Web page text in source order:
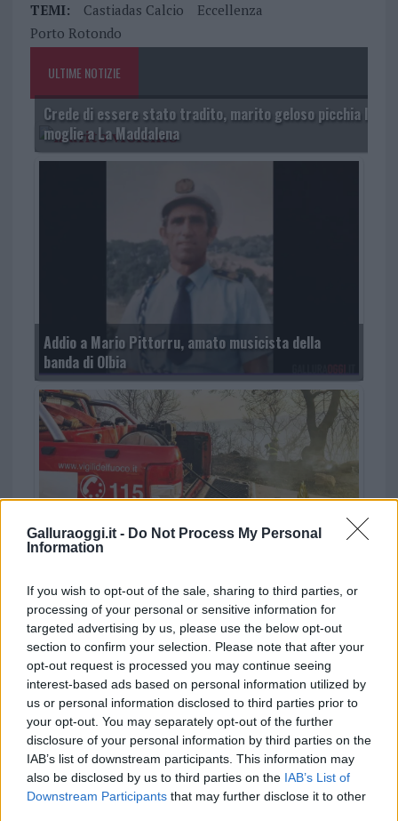
Galluraoggi.it - Do Not Process My Personal
Information
If you wish to opt-out of the sale, sharing to third parties, or
processing of your personal or sensitive information for
targeted advertising by us, please use the below opt-out
section to confirm your selection. Please note that after your
opt-out request is processed you may continue seeing
interest-based ads based on personal information utilized by
us or personal information disclosed to third parties prior to
your opt-out. You may separately opt-out of the further
disclosure of your personal information by third parties on the
IAB’s list of downstream participants. This information may
also be disclosed by us to third parties on the IAB’s List of
Downstream Participants that may further disclose it to other
TEMI: Castiadas Calcio
Eccellenza
Porto Rotondo
ULTIME NOTIZIE
Crede di essere stato tradito, marito geloso picchia la
moglie a La Maddalena
Addio a Mario Pittorru, amato musicista della
banda di Olbia
Paura nell’Oristanese, incendio minaccia il centro
abitato di Busachi